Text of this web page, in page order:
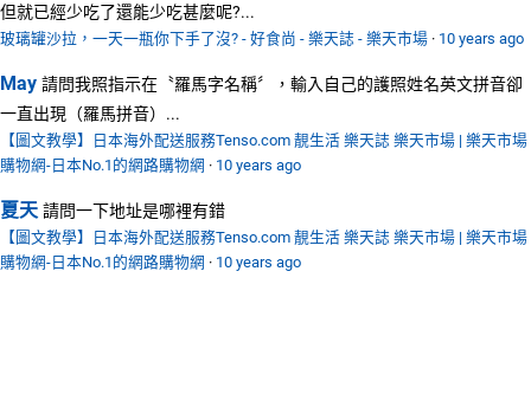
但就已經少吃了還能少吃甚麼呢?...
玻璃罐沙拉，一天一瓶你下手了沒? - 好食尚 - 樂天誌 - 樂天市場 · 10 years ago
May 請問我照指示在〝羅馬字名稱〞，輸入自己的護照姓名英文拼音卻
一直出現（羅馬拼音）...
【圖文教學】日本海外配送服務Tenso.com 靚生活 樂天誌 樂天市場 | 樂天市場
購物網-日本No.1的網路購物網 · 10 years ago
夏天 請問一下地址是哪裡有錯
【圖文教學】日本海外配送服務Tenso.com 靚生活 樂天誌 樂天市場 | 樂天市場
購物網-日本No.1的網路購物網 · 10 years ago